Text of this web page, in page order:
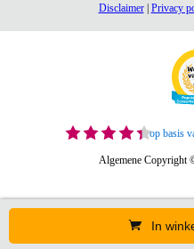
In
Disclaimer| Privacy
op basis
Algemene Copyright